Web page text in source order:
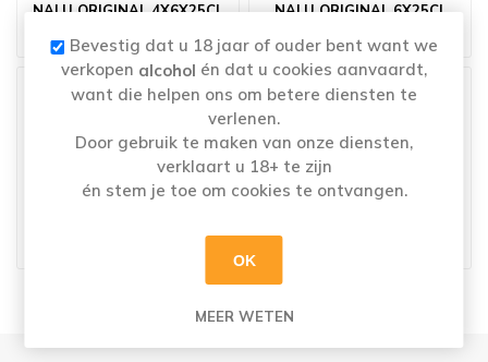
NALU ORIGINAL 4X6X25CL
€28,29
NALU ORIGINAL 6X25CL
€7,74
Bevestig dat u 18 jaar of ouder bent want we
verkopen alcohol én dat u cookies aanvaardt,
want die helpen ons om betere diensten te
verlenen.
Door gebruik te maken van onze diensten,
verklaart u 18+ te zijn
én stem je toe om cookies te ontvangen.
OK
MEER WETEN